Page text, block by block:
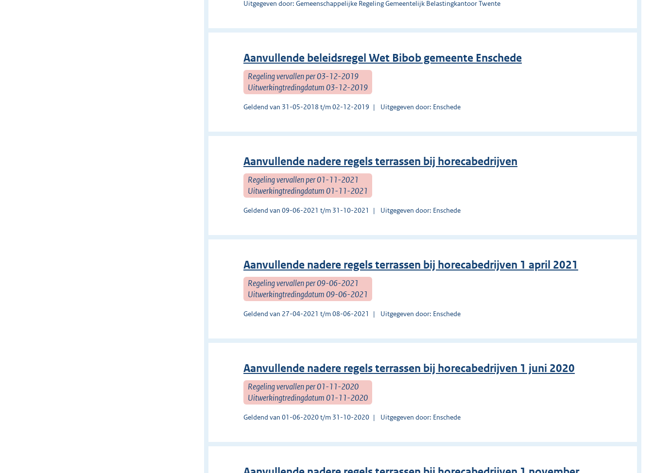
Uitgegeven door: Gemeenschappelijke Regeling Gemeentelijk Belastingkantoor Twente
Aanvullende beleidsregel Wet Bibob gemeente Enschede
Regeling vervallen per 03-12-2019
Uitwerkingtredingdatum 03-12-2019
Geldend van 31-05-2018 t/m 02-12-2019 Uitgegeven door: Enschede
Aanvullende nadere regels terrassen bij horecabedrijven
Regeling vervallen per 01-11-2021
Uitwerkingtredingdatum 01-11-2021
Geldend van 09-06-2021 t/m 31-10-2021 Uitgegeven door: Enschede
Aanvullende nadere regels terrassen bij horecabedrijven 1 april 2021
Regeling vervallen per 09-06-2021
Uitwerkingtredingdatum 09-06-2021
Geldend van 27-04-2021 t/m 08-06-2021 Uitgegeven door: Enschede
Aanvullende nadere regels terrassen bij horecabedrijven 1 juni 2020
Regeling vervallen per 01-11-2020
Uitwerkingtredingdatum 01-11-2020
Geldend van 01-06-2020 t/m 31-10-2020 Uitgegeven door: Enschede